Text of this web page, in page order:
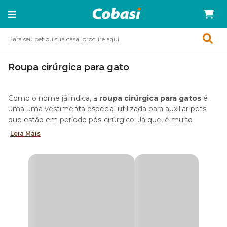
Roupa cirúrgica para gato
Como o nome já indica, a roupa cirúrgica para gatos é
uma uma vestimenta especial utilizada para auxiliar pets
que estão em período pós-cirúrgico. Já que, é muito
comum que os felinos precisem de cuidados específicos
Para que serve a roupa cirúrgica para gato?
Leia Mais